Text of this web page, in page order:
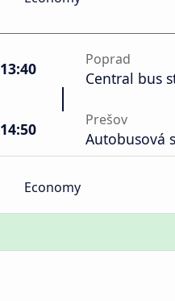
13:40 Poprad
Central bus
14:50 Prešov
Autobusová
Economy